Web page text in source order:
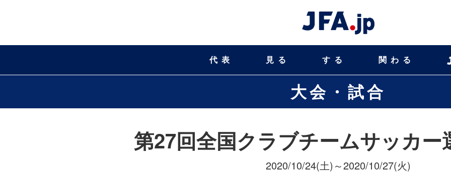
代表 見る する 関わる
大会・試合
第27回全国クラブチームサッカー
2020/10/24(土)～2020/10/27(火)